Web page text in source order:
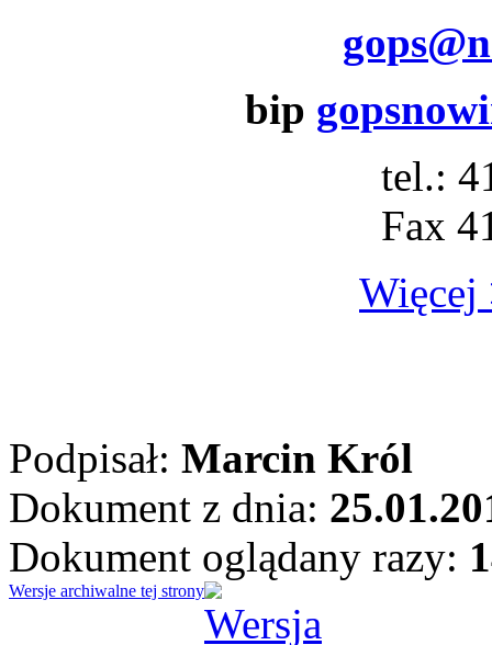
bip
tel.:
Fax
Więcej
Podpisał: Marcin Król
Dokument z dnia:
Dokument oglądany razy:
Wersje archiwalne tej strony